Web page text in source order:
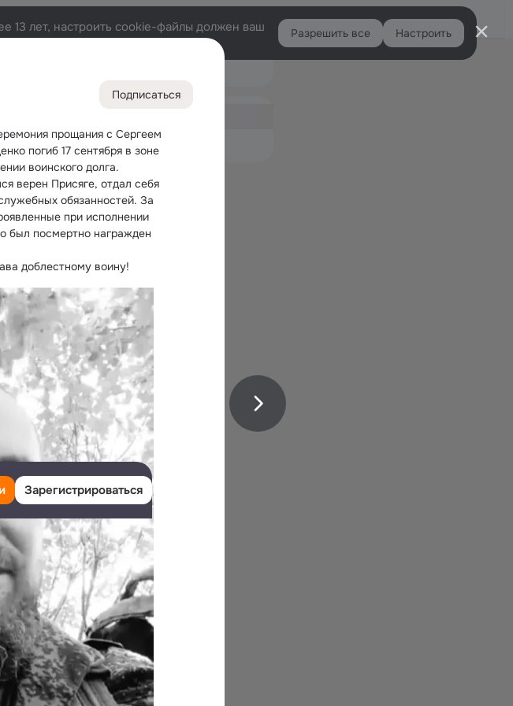
Подписаться
прощания с Сергеем
погиб 17 сентября в зоне
воинского долга.
верен Присяге, отдал себя
обязанностей. За
при исполнении
был посмертно награжден
доблестному воину!
Войти
13 лет, настроить cookie-файлы должен ваш
Разрешить все Настроить
Дополнительная
Обсуждаемые
Зарегистрироваться